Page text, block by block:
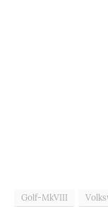
Golf-MkVIII